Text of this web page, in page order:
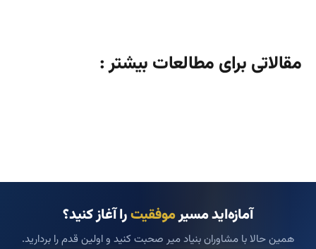
مقالاتی برای مطالعات بیشتر :
آمازه‌اید مسیرموفقیترا آغاز کنید؟
همین حالا با مشاوران بنیاد میر صحبت کنید و اولین قدم را بردارید.